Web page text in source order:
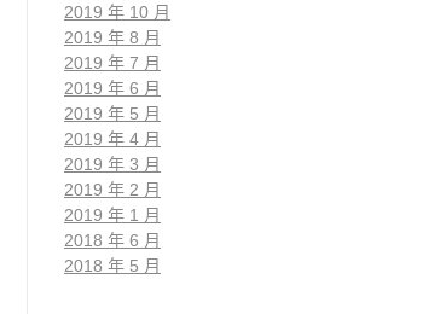
2019 年 10 月
2019 年 8 月
2019 年 7 月
2019 年 6 月
2019 年 5 月
2019 年 4 月
2019 年 3 月
2019 年 2 月
2019 年 1 月
2018 年 6 月
2018 年 5 月